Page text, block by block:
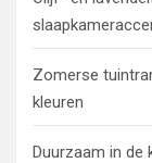
Zomerse
kleuren
Duurzaam in de